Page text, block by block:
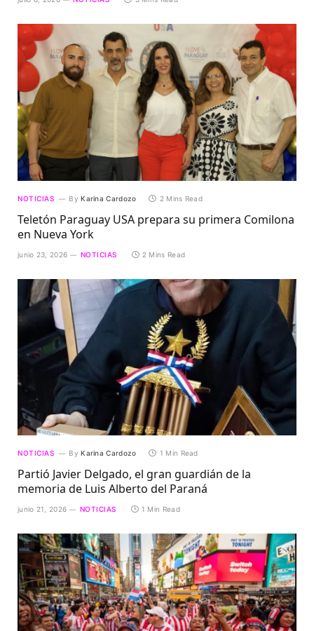
NOTICIAS By Karina Cardozo 2 Mins Read
Teletón Paraguay USA prepara su primera Comilona
en Nueva York
junio 23, 2026 NOTICIAS 2 Mins Read
NOTICIAS By Karina Cardozo 1 Min Read
Partió Javier Delgado, el gran guardián de la
memoria de Luis Alberto del Paraná
junio 21, 2026 NOTICIAS 1 Min Read